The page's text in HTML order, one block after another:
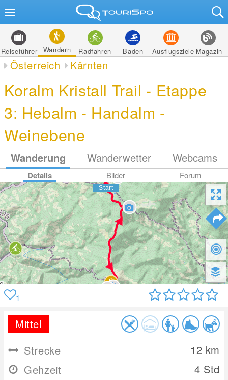
Reiseführer Wandern Radfahren Baden Ausflugsziele Magazin
Österreich Kärnten
Koralm Kristall Trail - Etappe
3: Hebalm - Handalm -
Weinebene
Wanderung Wanderwetter Webcams
Details Bilder Forum
1
Mittel
Strecke
12 km
Gehzeit
4 Std